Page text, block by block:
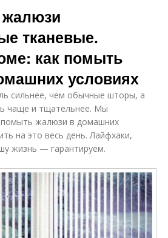
тканевые.
как помыть
условиях
сильнее, чем обычные шторы, а
чаще и тщательнее. Мы
помыть жалюзи в домашних
на это весь день. Лайфхаки,
жизнь — гарантируем.